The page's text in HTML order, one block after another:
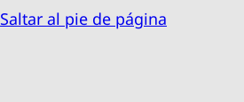
Saltar al pie de página